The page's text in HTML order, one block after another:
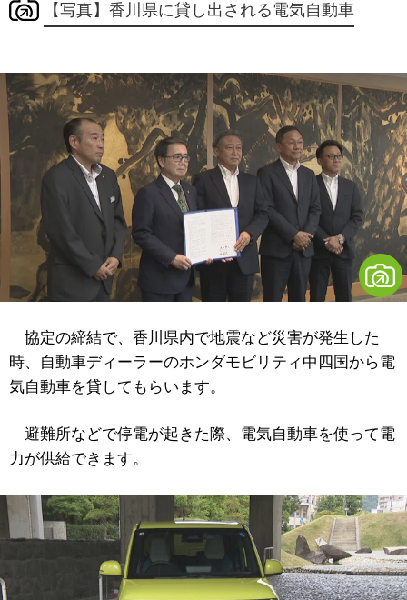
【写真】香川県に貸し出される電気自動車
協定の締結で、香川県内で地震など災害が発生した
時、自動車ディーラーのホンダモビリティ中四国から電
気自動車を貸してもらいます。
避難所などで停電が起きた際、電気自動車を使って電
力が供給できます。